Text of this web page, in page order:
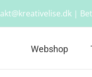
|
Webshop